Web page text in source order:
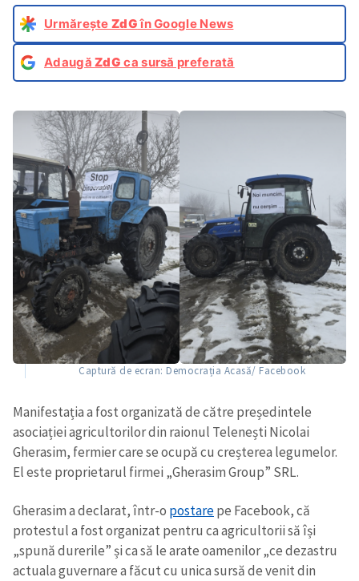
Urmărește ZdGîn Google News
AdaugăZdG ca sursă preferată
Captură de ecran: Democrația Acasă/ Facebook
Manifestația a fost organizată de către președintele
asociației agricultorilor din raionul Telenești Nicolai
Gherasim, fermier care se ocupă cu creșterea legumelor.
El este proprietarul firmei „Gherasim Group” SRL.
Gherasim a declarat, într-o postarepe Facebook, că
protestul a fost organizat pentru ca agricultorii să își
„spună durerile” și ca să le arate oamenilor „ce dezastru
actuala guvernare a făcut cu unica sursă de venit din